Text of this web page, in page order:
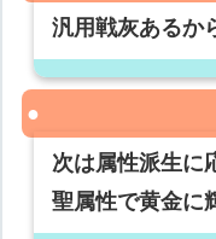
汎用戦灰あるか
次は属性派生に
聖属性で黄金に